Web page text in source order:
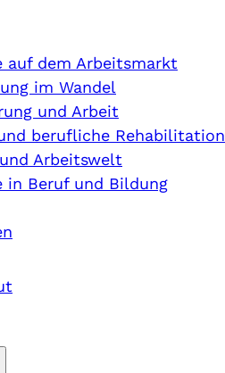
auf dem Arbeitsmarkt
im Wandel
und Arbeit
berufliche Rehabilitation
Arbeitswelt
in Beruf und Bildung